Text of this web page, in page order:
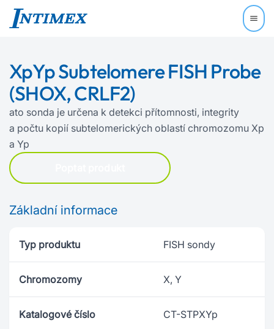
XpYp Subtelomere FISH Probe
(SHOX, CRLF2)
ato sonda je určena k detekci přítomnosti, integrity
a počtu kopií subtelomerických oblastí chromozomu Xp
a Yp
Základní informace
Typ produktu FISH sondy
Chromozomy X, Y
Katalogové číslo CT-STPXYp